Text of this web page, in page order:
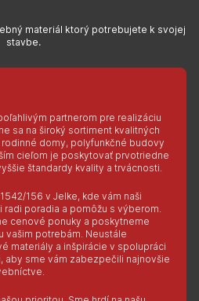
materiál ktorý potrebujete k svojej
stavbe.
partnerom pre realizáciu
sa na široký sortiment kvalitných
domy, polyfunkčné budovy
cieľom je poskytovať prvotriedne
štandardy kvality a trvácnosti.
156 v Jelke, kde vám naši
poradia a pomôžu s výberom.
cenové ponuky a poskytneme
vašim potrebám. Neustále
materiály a inšpirácie v spolupráci
aby sme vám zabezpečili najnovšie